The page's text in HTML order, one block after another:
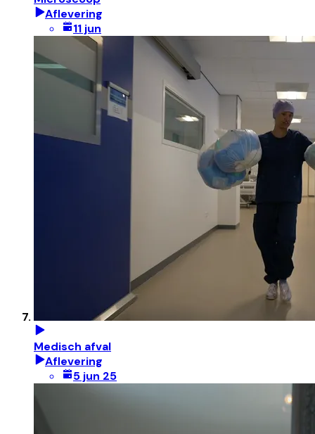
Aflevering
11 jun
Medisch afval
Aflevering
5 jun 25